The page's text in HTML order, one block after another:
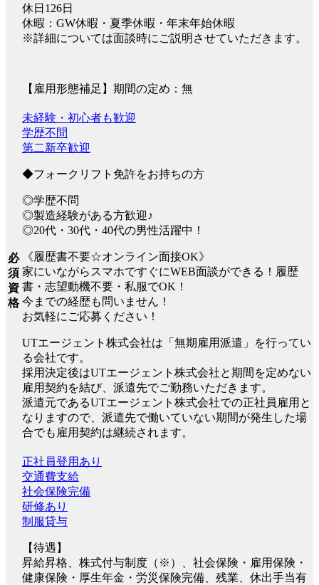
休日126日
休暇：GW休暇・夏季休暇・年末年始休暇
※詳細については面談時にご説明させていただきます。
【雇用形態補足】期間の定め：無
必
須
資
格
未経験・初心者も歓迎
学歴不問
第二新卒歓迎
◆フォークリフト免許をお持ちの方
◎学歴不問
◎製造経験がある方歓迎♪
◎20代・30代・40代の男性活躍中！
《履歴書不要☆オンライン面接OK》
家にいながらスマホですぐにWEB面談ができる！履歴
書・志望動機不要・私服でOK！
今までの経歴も問いません！
お気軽にご応募ください！
UTエージェント株式会社は「無期雇用派遣」を行ってい
る会社です。
採用決定後はUTエージェント株式会社と期間を定めない
雇用契約を結び、派遣先でご勤務いただきます。
派遣元であるUTエージェント株式会社での正社員雇用と
なりますので、派遣先で働いていない期間が発生した場
合でも雇用契約は継続されます。
正社員登用あり
交通費支給
社会保険完備
研修あり
制服貸与
【待遇】
昇給昇格、株式付与制度（※）、社会保険・雇用保険・
健康保険・厚生年金・労災保険完備、残業、休出手当有